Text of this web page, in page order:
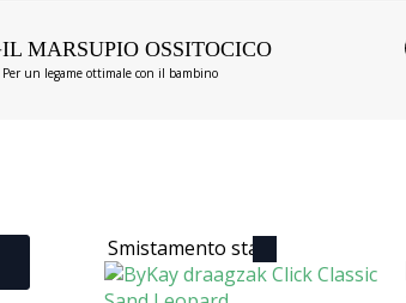
IL MARSUPIO OSSITOCICO
Per un legame ottimale con il bambino